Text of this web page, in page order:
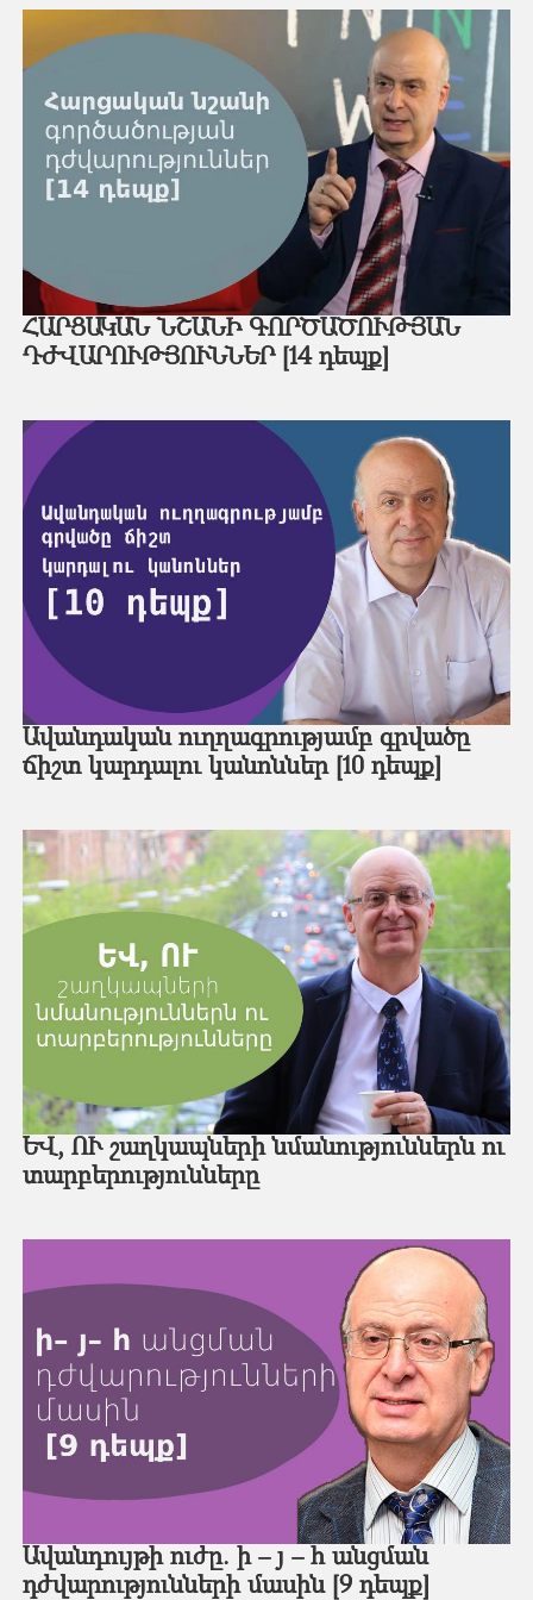
ՀԱՐՑԱԿԱՆ ՆՇԱՆԻ ԳՈՐԾԱԾՈՒԹՅԱՆ
ԴԺՎԱՐՈՒԹՅՈՒՆՆԵՐ [14 դեպք]
Ավանդական ուղղագրությամբ գրվածը
ճիշտ կարդալու կանոններ [10 դեպք]
ԵՎ, ՈՒ շաղկապների նմանություններն ու
տարբերությունները
Ավանդույթի ուժը. ի – յ – հ անցման
դժվարությունների մասին [9 դեպք]